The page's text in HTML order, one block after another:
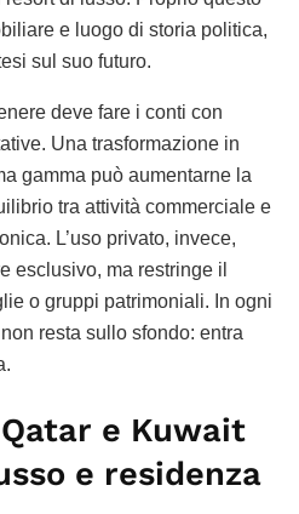
e luogo di storia politica,
sul suo futuro.
deve fare i conti con
Una trasformazione in
gamma può aumentarne la
tra attività commerciale e
L’uso privato, invece,
esclusivo, ma restringe il
o gruppi patrimoniali. In ogni
resta sullo sfondo: entra
e Kuwait
e residenza